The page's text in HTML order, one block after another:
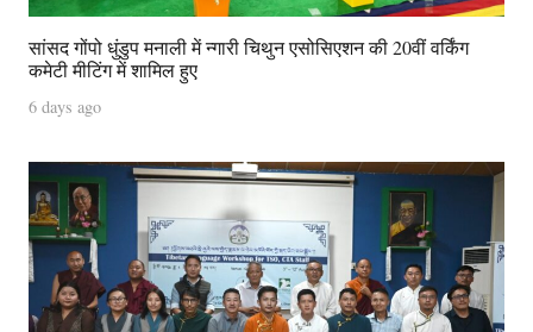
सांसद गोंपो धुंडुप मनाली में न्गारी चिथुन एसोसिएशन की 20वीं वर्किंग
कमेटी मीटिंग में शामिल हुए
6 days ago